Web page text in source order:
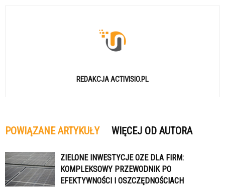
REDAKCJA ACTIVISIO.PL
POWIĄZANE ARTYKUŁY WIĘCEJ OD AUTORA
ZIELONE INWESTYCJE OZE DLA FIRM:
KOMPLEKSOWY PRZEWODNIK PO
EFEKTYWNOŚCI I OSZCZĘDNOŚCIACH